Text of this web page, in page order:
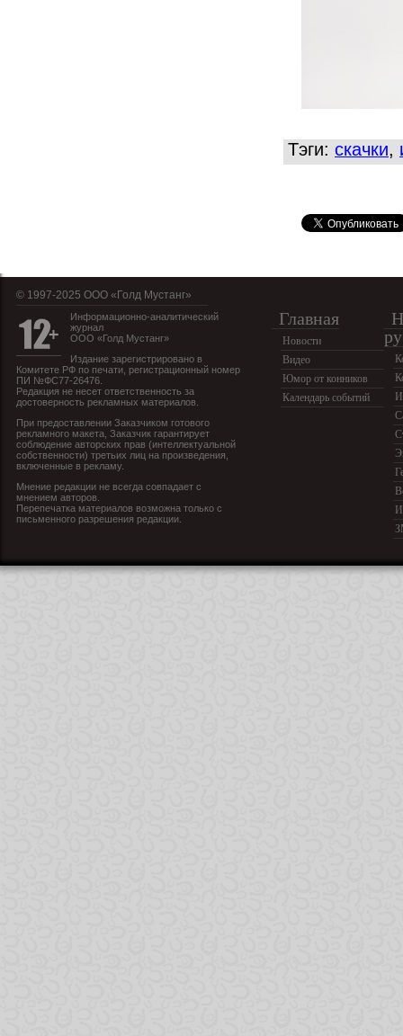
Тэги: скачки,
© 1997-2025 OOO «Голд Мустанг»
Информационно-аналитический
журнал
ООО «Голд Мустанг»
Издание зарегистрировано в
Комитете РФ по печати, регистрационный номер
ПИ №ФС77-26476.
Редакция не несет ответственность за
достоверность рекламных материалов.
При предоставлении Заказчиком готового
рекламного макета, Заказчик гарантирует
соблюдение авторских прав (интеллектуальной
собственности) третьих лиц на произведения,
включенные в рекламу.
Мнение редакции не всегда совпадает с
мнением авторов.
Перепечатка материалов возможна только с
письменного разрешения редакции.
Главная
Новости
Видео
Юмор от конников
Календарь событий